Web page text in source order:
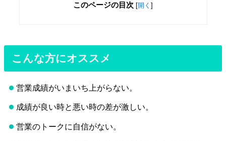
このページの目次 [開く ]
こんな方にオススメ
営業成績がいまいち上がらない。
成績が良い時と悪い時の差が激しい。
営業のトークに自信がない。